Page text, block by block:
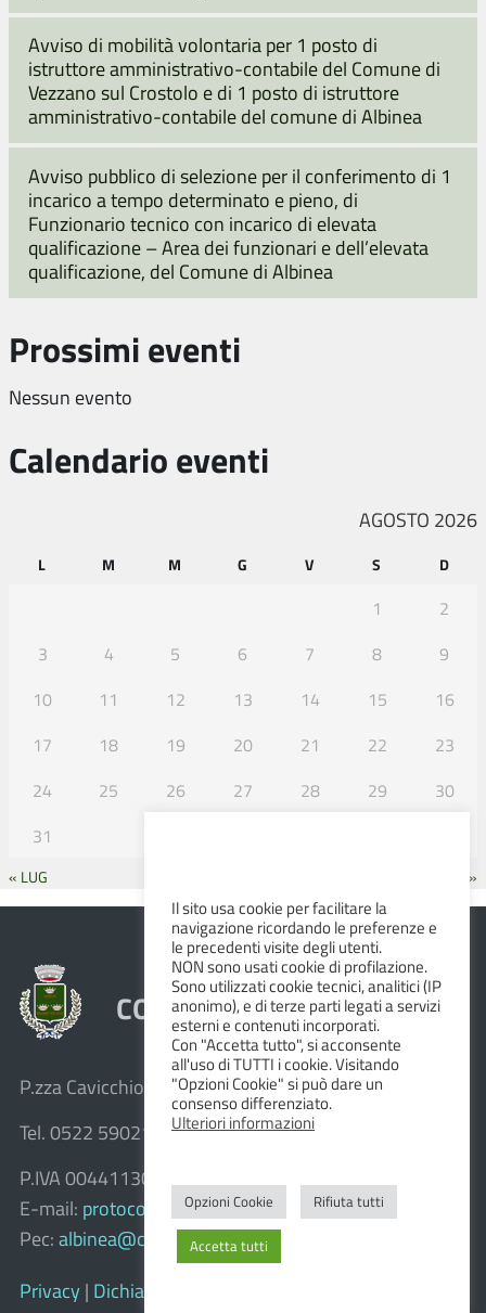
Avviso di mobilità volontaria per 1 posto di
istruttore amministrativo-contabile del Comune di
Vezzano sul Crostolo e di 1 posto di istruttore
amministrativo-contabile del comune di Albinea
Avviso pubblico di selezione per il conferimento di 1
incarico a tempo determinato e pieno, di
Funzionario tecnico con incarico di elevata
qualificazione – Area dei funzionari e dell’elevata
qualificazione, del Comune di Albinea
Prossimi eventi
Nessun evento
Calendario eventi
AGOSTO 2026
L M M G V S D
1
2
3
4 5 6 7 8
9
10
11 12 13 14 15
16
17
18 19 20 21 22
23
24
25 26 27 28 29
30
31
« LUG SET »
COMUNE DI ALBINEA
P.zza Cavicchioni, 8 – 42020 Albinea (R.E.)
Tel. 0522 590211 – Fax 0522 590236
P.IVA 00441130358
E-mail: protocollo@comune.albinea.re.it
Pec: albinea@cert.provincia.re.it
Privacy | Dichiarazione di accessibilità e feedback
Il sito usa cookie per facilitare la
navigazione ricordando le preferenze e
le precedenti visite degli utenti.
NON sono usati cookie di profilazione.
Sono utilizzati cookie tecnici, analitici (IP
anonimo), e di terze parti legati a servizi
esterni e contenuti incorporati.
Con "Accetta tutto", si acconsente
all'uso di TUTTI i cookie. Visitando
"Opzioni Cookie" si può dare un
consenso differenziato.
Ulteriori informazioni
Opzioni Cookie Rifiuta tutti
Accetta tutti